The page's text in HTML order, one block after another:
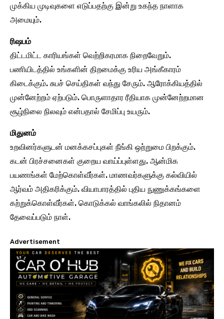
முக்கிய முடிவுகளை எடுப்பதற்கு இன்று உகந்த நாளாக
அமையும்.
ரிஷபம்
திட்டமிட்ட காரியங்கள் வெற்றிகரமாக நிறைவேறும்.
பணியிடத்தில் உங்களின் திறமைக்கு உரிய அங்கீகாரம்
கிடைக்கும். சுபச் செய்திகள் வந்து சேரும். ஆரோக்கியத்தில்
முன்னேற்றம் ஏற்படும். பொருளாதார ரீதியாக முன்னேற்றமான
சூழ்நிலை நிலவும் என்பதால் சேமிப்பு உயரும்.
மிதுனம்
உறவினர்களுடன் மனக்கசப்புகள் நீங்கி ஒற்றுமை பிறக்கும்.
கடன் பிரச்சனைகள் குறைய வாய்ப்புள்ளது. ஆன்மிக
பயணங்கள் மேற்கொள்வீர்கள். மாணவர்களுக்கு கல்வியில்
ஆர்வம் அதிகரிக்கும். வியாபாரத்தில் புதிய நுணுக்கங்களை
கற்றுக்கொள்வீர்கள். கொடுக்கல் வாங்கலில் நிதானம்
தேவைப்படும் நாள்.
Advertisement